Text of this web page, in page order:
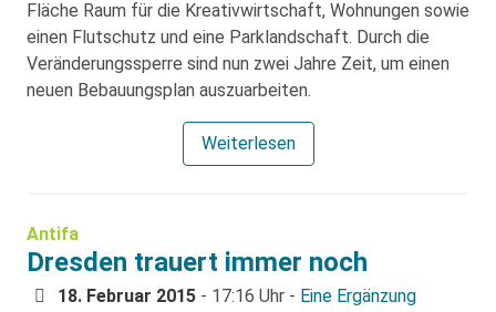
Fläche Raum für die Kreativwirtschaft, Wohnungen sowie
einen Flutschutz und eine Parklandschaft. Durch die
Veränderungssperre sind nun zwei Jahre Zeit, um einen
neuen Bebauungsplan auszuarbeiten.
Weiterlesen
Antifa
Dresden trauert immer noch
18. Februar 2015 - 17:16 Uhr - Eine Ergänzung